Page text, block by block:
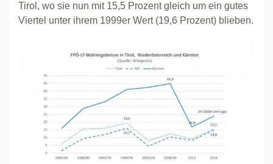
Tirol, wo sie nun mit 15,5 Prozent gleich um ein gutes
Viertel unter ihrem 1999er Wert (19,6 Prozent) blieben.